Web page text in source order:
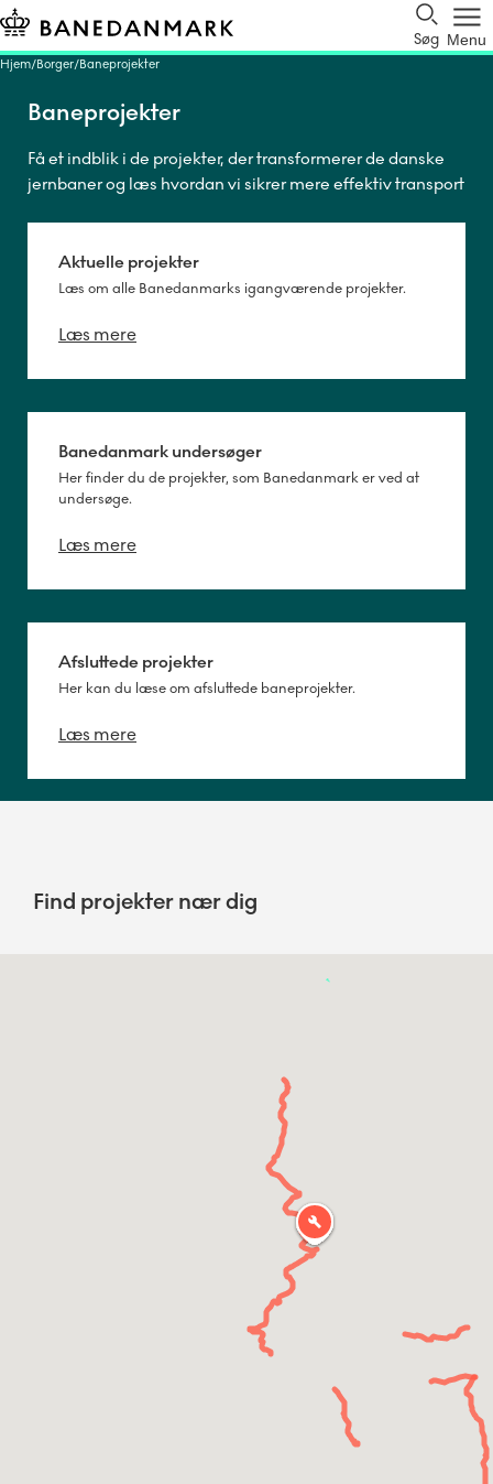
Søg Menu
Hjem Borger Baneprojekter
Baneprojekter
Få et indblik i de projekter, der transformerer de danske
jernbaner og læs hvordan vi sikrer mere effektiv transport
Aktuelle projekter
Læs om alle Banedanmarks igangværende projekter.
Læs mere
Banedanmark undersøger
Her finder du de projekter, som Banedanmark er ved at
undersøge.
Læs mere
Afsluttede projekter
Her kan du læse om afsluttede baneprojekter.
Læs mere
Find projekter nær dig